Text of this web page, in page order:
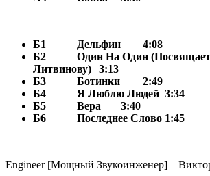
Б1 Дельфин
4:08
Б2
Один На Один
Литвинову)
3:13
Б3
Ботинки
2:49
Б4
Я Люблю Людей 3:34
Б5
Вера
3:40
Б6
Последнее Слово 1:45
Engineer [Мощный Звукоинженер] –